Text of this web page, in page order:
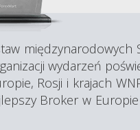
międzynarodowych
wydarzeń
Rosji i krajach
Broker w